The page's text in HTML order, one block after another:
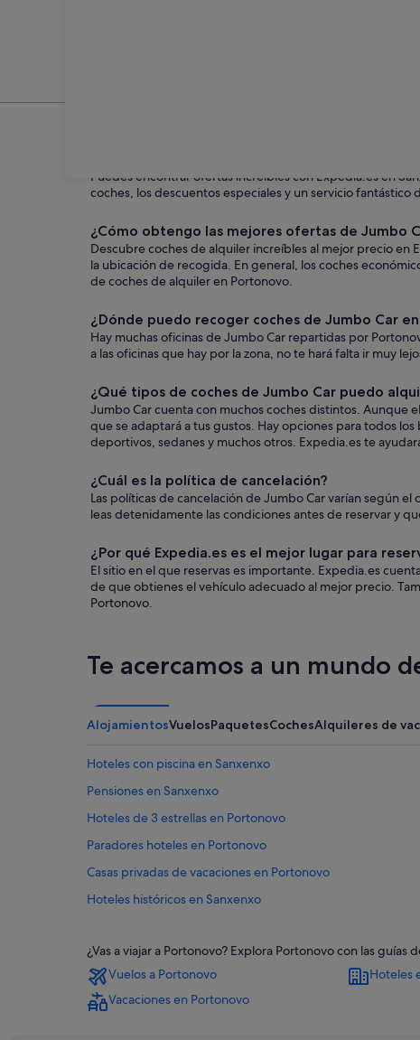
Qué debes saber sobre
¿Cuáles son las ventajas de alquilar un coche
Puedes encontrar ofertas increíbles con Expedia.es en
coches, los descuentos especiales y un servicio fantástico
¿Cómo obtengo las mejores ofertas de Jumbo
Descubre coches de alquiler increíbles al mejor precio en
la ubicación de recogida. En general, los coches
de coches de alquiler en Portonovo.
¿Dónde puedo recoger coches de Jumbo Car
Hay muchas oficinas de Jumbo Car repartidas por
a las oficinas que hay por la zona, no te hará falta ir muy
¿Qué tipos de coches de Jumbo Car puedo
Jumbo Car cuenta con muchos coches distintos. Aunque
que se adaptará a tus gustos. Hay opciones para todos
deportivos, sedanes y muchos otros. Expedia.es te
¿Cuál es la política de cancelación?
Las políticas de cancelación de Jumbo Car varían según
leas detenidamente las condiciones antes de reservar y
¿Por qué Expedia.es es el mejor lugar para
El sitio en el que reservas es importante. Expedia.es
de que obtienes el vehículo adecuado al mejor precio.
Portonovo.
Te acercamos a un mundo
AlojamientosVuelosPaquetesCochesAlquileres de
Hoteles con piscina en Sanxenxo
Pensiones en Sanxenxo
Hoteles de 3 estrellas en Portonovo
Paradores hoteles en Portonovo
Casas privadas de vacaciones en Portonovo
Hoteles históricos en Sanxenxo
Campings de caravanas en Portonovo
Hoteles cerca de Playa de Caneliñas
Hoteles para familias en Portonovo
¿Vas a viajar a Portonovo? Explora Portonovo con las
Vuelos a Portonovo
Hoteles
Vacaciones en Portonovo